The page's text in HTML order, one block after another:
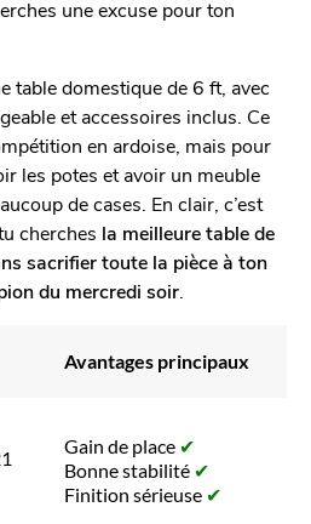
une excuse pour ton
table domestique de 6 ft, avec
et accessoires inclus. Ce
en ardoise, mais pour
les potes et avoir un meuble
de cases. En clair, c’est
cherches la meilleure table de
sacrifier toute la pièce à ton
du mercredi soir.
Avantages principaux
Gain de place ✔
Bonne stabilité ✔
Finition sérieuse ✔